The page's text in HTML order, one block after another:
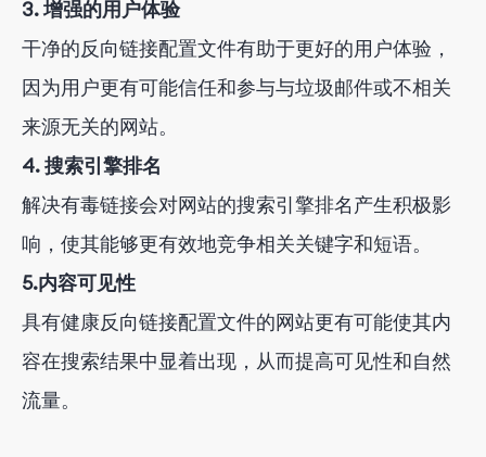
3. 增强的用户体验
干净的反向链接配置文件有助于更好的用户体验，
因为用户更有可能信任和参与与垃圾邮件或不相关
来源无关的网站。
4. 搜索引擎排名
解决有毒链接会对网站的搜索引擎排名产生积极影
响，使其能够更有效地竞争相关关键字和短语。
5.内容可见性
具有健康反向链接配置文件的网站更有可能使其内
容在搜索结果中显着出现，从而提高可见性和自然
流量。